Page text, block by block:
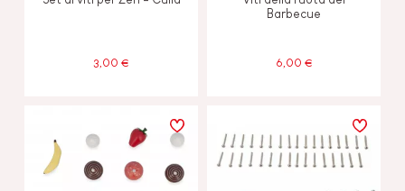
3,00 €
Barbecue
6,00 €